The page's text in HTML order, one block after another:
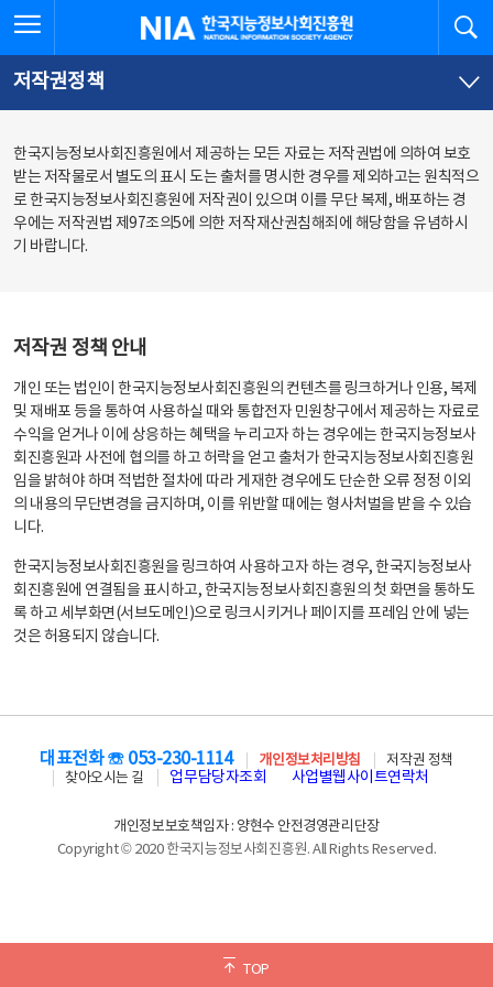
문
로
가
체
뉴
바
가
한국지능정보사회진흥원
저작권정책
한국지능정보사회진흥원에서 제공하는 모든 자료는 저작권법에 의하여 보호
받는 저작물로서 별도의 표시 도는 출처를 명시한 경우를 제외하고는 원칙적으
로 한국지능정보사회진흥원에 저작권이 있으며 이를 무단 복제, 배포하는 경
우에는 저작권법 제97조의5에 의한 저작재산권침해죄에 해당함을 유념하시
기 바랍니다.
저작권 정책 안내
개인 또는 법인이 한국지능정보사회진흥원의 컨텐츠를 링크하거나 인용, 복제
및 재배포 등을 통하여 사용하실 때와 통합전자 민원창구에서 제공하는 자료로
수익을 얻거나 이에 상응하는 혜택을 누리고자 하는 경우에는 한국지능정보사
회진흥원과 사전에 협의를 하고 허락을 얻고 출처가 한국지능정보사회진흥원
임을 밝혀야 하며 적법한 절차에 따라 게재한 경우에도 단순한 오류 정정 이외
의 내용의 무단변경을 금지하며, 이를 위반할 때에는 형사처벌을 받을 수 있습
니다.
한국지능정보사회진흥원을 링크하여 사용하고자 하는 경우, 한국지능정보사
회진흥원에 연결됨을 표시하고, 한국지능정보사회진흥원의 첫 화면을 통하도
록 하고 세부화면(서브도메인)으로 링크시키거나 페이지를 프레임 안에 넣는
것은 허용되지 않습니다.
TOP
대표전화 ☏ 053-230-1114 개인정보처리방침
저작권 정책
찾아오시는 길
업무담당자조회 사업별웹사이트연락처
개인정보보호책임자 : 양현수 안전경영관리단장
Copyright © 2020 한국지능정보사회진흥원. All Rights Reserved.